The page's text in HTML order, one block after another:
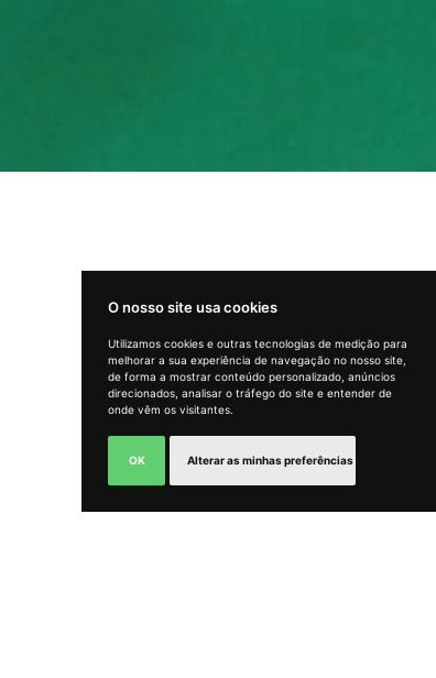
O nosso site usa cookies
Utilizamos cookies e outras tecnologias de medição para
melhorar a sua experiência de navegação no nosso site,
de forma a mostrar conteúdo personalizado, anúncios
direcionados, analisar o tráfego do site e entender de
onde vêm os visitantes.
OK Alterar as minhas preferências
Como podemos ajudar?